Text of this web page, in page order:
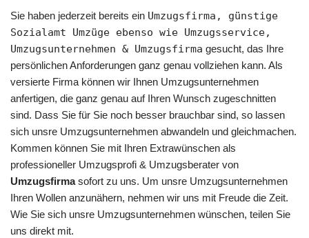
Sie haben jederzeit bereits ein Umzugsfirma, günstige
Sozialamt Umzüge ebenso wie Umzugsservice,
Umzugsunternehmen & Umzugsfirma gesucht, das Ihre
persönlichen Anforderungen ganz genau vollziehen kann. Als
versierte Firma können wir Ihnen Umzugsunternehmen
anfertigen, die ganz genau auf Ihren Wunsch zugeschnitten
sind. Dass Sie für Sie noch besser brauchbar sind, so lassen
sich unsre Umzugsunternehmen abwandeln und gleichmachen.
Kommen können Sie mit Ihren Extrawünschen als
professioneller Umzugsprofi & Umzugsberater von
Umzugsfirmasofort zu uns. Um unsre Umzugsunternehmen
Ihren Wollen anzunähern, nehmen wir uns mit Freude die Zeit.
Wie Sie sich unsre Umzugsunternehmen wünschen, teilen Sie
uns direkt mit.